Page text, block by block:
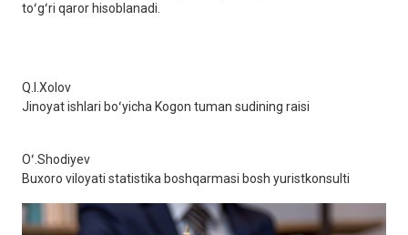
toʻgʻri qaror hisoblanadi.
Q.I.Xolov
Jinoyat ishlari boʻyicha Kogon tuman sudining raisi
Oʻ.Shodiyev
Buxoro viloyati statistika boshqarmasi bosh yuristkonsulti